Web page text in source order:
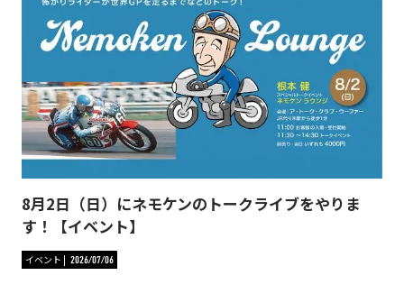
8月2日（日）にネモケンのトークライブをやりま
す！【イベント】
イベント 2026/07/06